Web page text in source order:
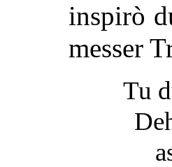
inspirò
messer
Tu